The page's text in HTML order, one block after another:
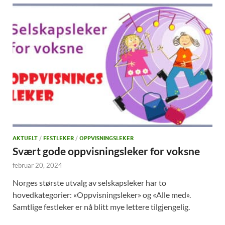
AKTUELT / FESTLEKER / OPPVISNINGSLEKER
Svært gode oppvisningsleker for voksne
februar 20, 2024
Norges største utvalg av selskapsleker har to
hovedkategorier: «Oppvisningsleker» og «Alle med».
Samtlige festleker er nå blitt mye lettere tilgjengelig.